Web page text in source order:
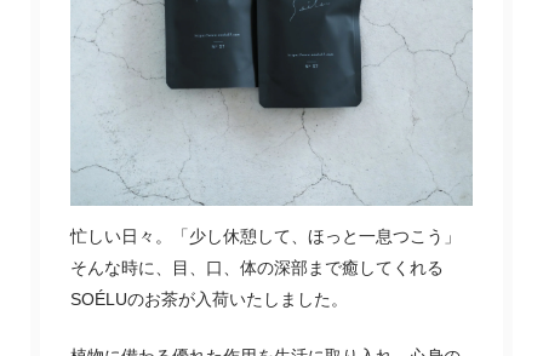
忙しい日々。「少し休憩して、ほっと一息つこう」
そんな時に、目、口、体の深部まで癒してくれる
SOÉLUのお茶が入荷いたしました。